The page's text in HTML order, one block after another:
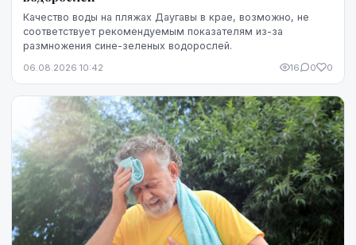
Качество воды на пляжах Даугавы в крае, возможно, не
соответствует рекомендуемым показателям из-за
размножения сине-зеленых водорослей.
06.08.2026 10:42 16 0 0